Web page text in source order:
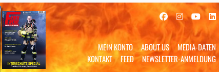
MEIN KONTO ABOUT US
MEDIA-DATEN
KONTAKT
FEED NEWSLETTER-ANMELDUNG